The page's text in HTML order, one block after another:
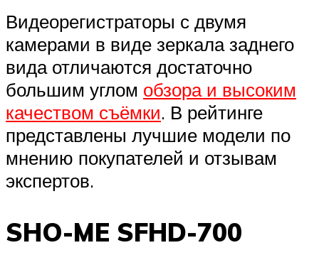
Видеорегистраторы с двумя
камерами в виде зеркала заднего
вида отличаются достаточно
большим углом обзора и высоким
качеством съёмки. В рейтинге
представлены лучшие модели по
мнению покупателей и отзывам
экспертов.
SHO-ME SFHD-700